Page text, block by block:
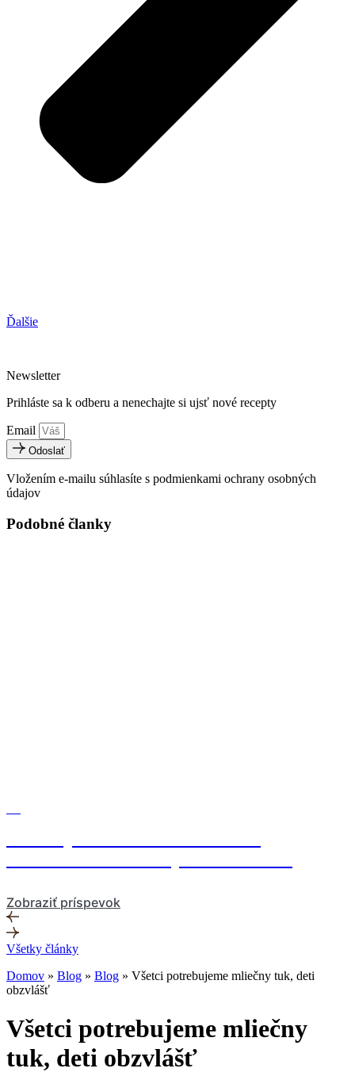
Ďalšie
Newsletter
Prihláste sa k odberu a nenechajte si ujsť nové recepty
Email
Odoslať
Vložením e-mailu súhlasíte s podmienkami ochrany osobných
údajov
Podobné članky
Zobraziť príspevok
Všetky články
Domov » Blog » Blog » Všetci potrebujeme mliečny tuk, deti
obzvlášť
Všetci potrebujeme mliečny
tuk, deti obzvlášť